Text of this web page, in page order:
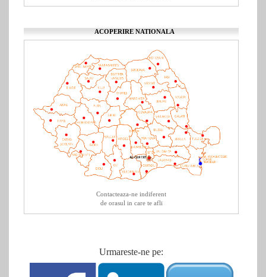
ACOPERIRE NATIONALA
Contacteaza-ne indiferent
de orasul in care te afli
Urmareste-ne pe: